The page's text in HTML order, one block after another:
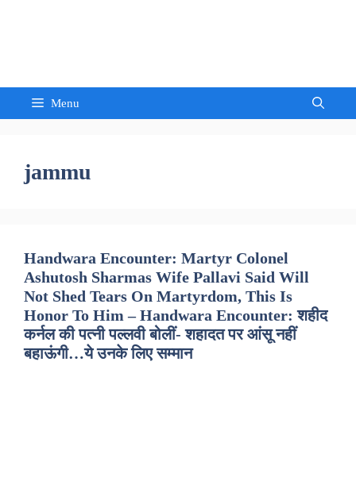
Menu
jammu
Handwara Encounter: Martyr Colonel
Ashutosh Sharmas Wife Pallavi Said Will
Not Shed Tears On Martyrdom, This Is
Honor To Him – Handwara Encounter: शहीद
कर्नल की पत्नी पल्लवी बोलीं- शहादत पर आंसू नहीं
बहाऊंगी…ये उनके लिए सम्मान